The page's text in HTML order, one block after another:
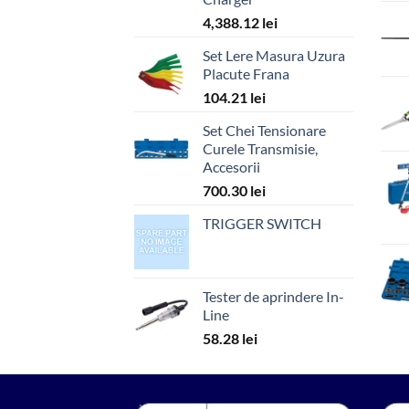
4,388.12 lei
Set Lere Masura Uzura
Placute Frana
104.21 lei
Set Chei Tensionare
Curele Transmisie,
Accesorii
700.30 lei
TRIGGER SWITCH
Tester de aprindere In-
Line
58.28 lei